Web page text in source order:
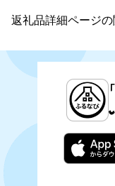
返礼品詳細ページ